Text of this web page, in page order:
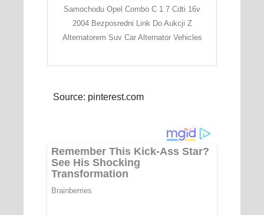
Samochodu Opel Combo C 1 7 Cdti 16v
2004 Bezposredni Link Do Aukcji Z
Alternatorem Suv Car Alternator Vehicles
Source: pinterest.com